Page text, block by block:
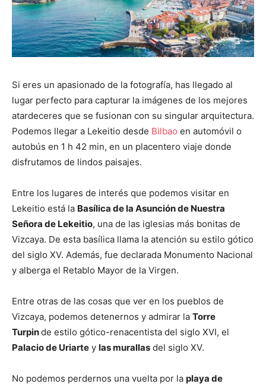
Si eres un apasionado de la fotografía, has llegado al
lugar perfecto para capturar la imágenes de los mejores
atardeceres que se fusionan con su singular arquitectura.
Podemos llegar a Lekeitio desde Bilbao en automóvil o
autobús en 1 h 42 min, en un placentero viaje donde
disfrutamos de lindos paisajes.
Entre los lugares de interés que podemos visitar en
Lekeitio está la Basílica de la Asunción de Nuestra
Señora de Lekeitio, una de las iglesias más bonitas de
Vizcaya. De esta basílica llama la atención su estilo gótico
del siglo XV. Además, fue declarada Monumento Nacional
y alberga el Retablo Mayor de la Virgen.
Entre otras de las cosas que ver en los pueblos de
Vizcaya, podemos detenernos y admirar la Torre
Turpinde estilo gótico-renacentista del siglo XVI, el
Palacio de Uriarte y las murallas del siglo XV.
No podemos perdernos una vuelta por la playa de